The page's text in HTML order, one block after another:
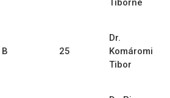
B 25
Dr.
Komáromi
Tibor